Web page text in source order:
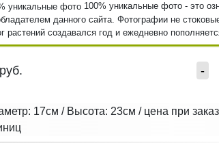
100% уникальные фото - это
данного сайта. Фотографии не
растений создавался год и ежедневно
руб. -
17см / Высота: 23см / цена при